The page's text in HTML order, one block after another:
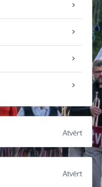
Atvērt
Atvērt